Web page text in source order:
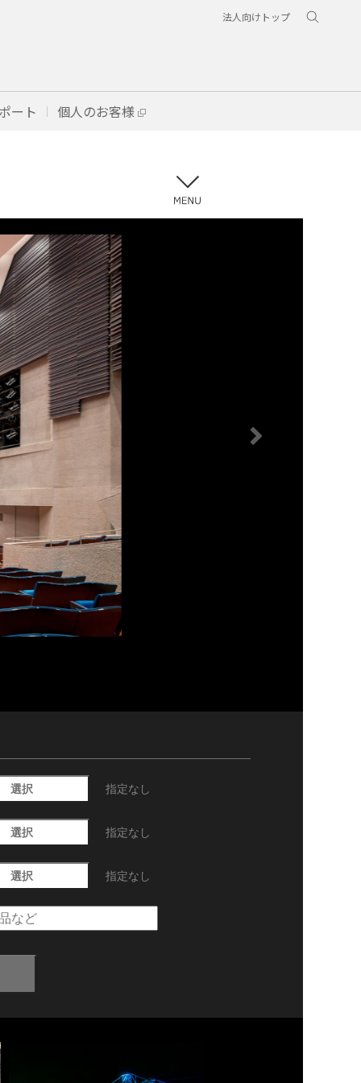
法人向けトップ
ート 個人のお客様
選択 指定なし
選択 指定なし
選択 指定なし